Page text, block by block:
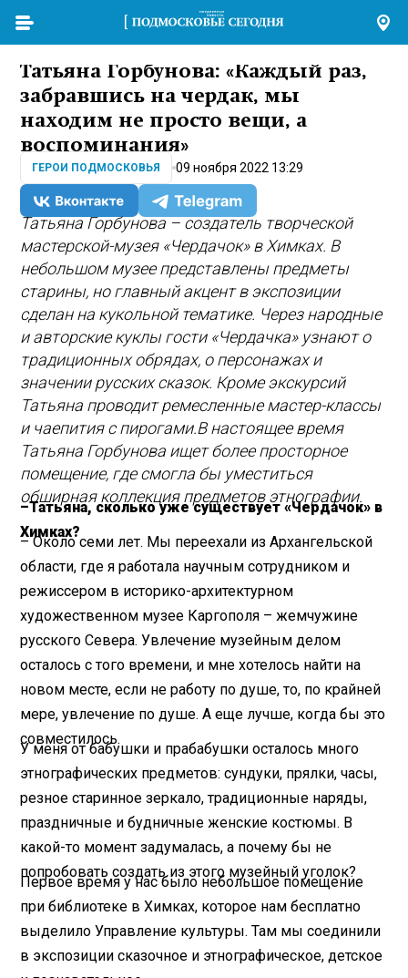
Татьяна Горбунова: «Каждый раз,
забравшись на чердак, мы
находим не просто вещи, а
воспоминания»
ГЕРОИ ПОДМОСКОВЬЯ 09 ноября 2022 13:29
Татьяна Горбунова – создатель творческой
мастерской-музея «Чердачок» в Химках. В
небольшом музее представлены предметы
старины, но главный акцент в экспозиции
сделан на кукольной тематике. Через народные
и авторские куклы гости «Чердачка» узнают о
традиционных обрядах, о персонажах и
значении русских сказок. Кроме экскурсий
Татьяна проводит ремесленные мастер-классы
и чаепития с пирогами.В настоящее время
Татьяна Горбунова ищет более просторное
помещение, где смогла бы уместиться
обширная коллекция предметов этнографии.
–Татьяна, сколько уже существует «Чердачок» в
Химках?
– Около семи лет. Мы переехали из Архангельской
области, где я работала научным сотрудником и
режиссером в историко-архитектурном
художественном музее Каргополя – жемчужине
русского Севера. Увлечение музейным делом
осталось с того времени, и мне хотелось найти на
новом месте, если не работу по душе, то, по крайней
мере, увлечение по душе. А еще лучше, когда бы это
совместилось.
У меня от бабушки и прабабушки осталось много
этнографических предметов: сундуки, прялки, часы,
резное старинное зеркало, традиционные наряды,
праздничные и будничные женские костюмы. В
какой-то момент задумалась, а почему бы не
попробовать создать из этого музейный уголок?
Первое время у нас было небольшое помещение
при библиотеке в Химках, которое нам бесплатно
выделило Управление культуры. Там мы соединили
в экспозиции сказочное и этнографическое, детское